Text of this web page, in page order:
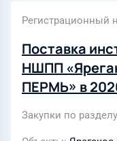
Регистрационный
Поставка
НШПП
ПЕРМЬ» в
Закупки по разделу